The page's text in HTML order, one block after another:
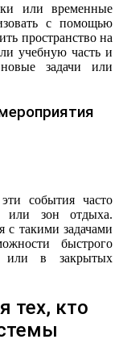
или временные
с помощью
пространство на
учебную часть и
задачи или
события часто
или зон отдыха.
с такими задачами
быстрого
или в закрытых
тех, кто